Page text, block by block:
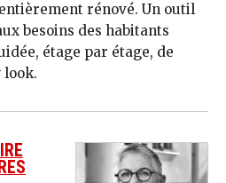
rénové. Un outil
besoins des habitants
étage par étage, de
look.